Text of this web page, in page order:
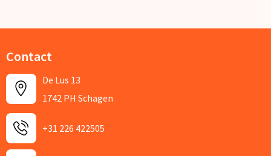
Contact
De Lus 13
1742 PH Schagen
+31 226 422505